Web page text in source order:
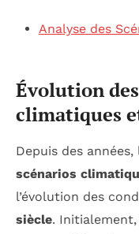
Analyse des
Évolution
climatiques
Depuis des
scénarios
l’évolution des
siècle.